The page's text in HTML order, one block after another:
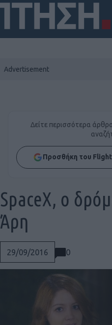
Δείτε περισσότερα
Προσθήκη του
29/09/2016 0
SpaceX, ο
Άρη